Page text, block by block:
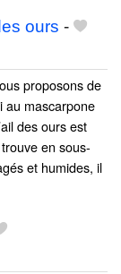
ours -
proposons de
au mascarpone
des ours est
en sous-
et humides, il